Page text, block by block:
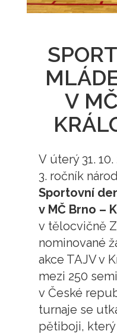
V
V úterý 31.
3. ročník
Sportovní
v MČ Brno –
v tělocvičně
nominované
akce TAJV v
mezi 250
v České
turnaje se
pětiboji,